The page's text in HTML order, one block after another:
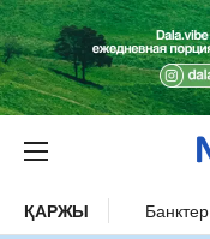
ҚАРЖЫ Банктер